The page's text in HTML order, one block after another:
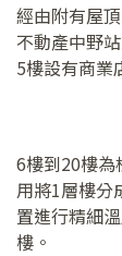
經由附有屋
不動產中野
5樓設有商業
6樓到20樓為
用將1層樓分
置進行精細
樓。